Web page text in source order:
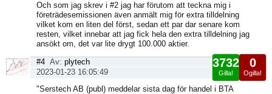
Och som jag skrev i #2 jag har förutom att teckna mig i
företrädesemissionen även anmält mig för extra tilldelning
vilket kom en liten del först, sedan ett par dar senare kom
resten, vilket innebar att jag fick hela den extra tilldelning jag
ansökt om, det var lite drygt 100.000 aktier.
0
Ogilla!
3732
Gilla!
#4 Av: plytech
2023-01-23 16:05:49
"Serstech AB (publ) meddelar sista dag för handel i BTA